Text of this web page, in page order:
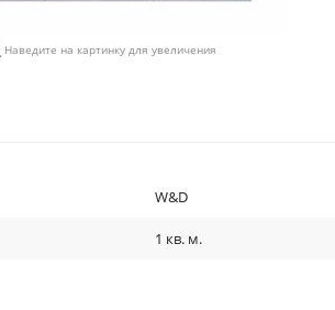
Наведите на картинку для увеличения
W&D
1 кв. м.